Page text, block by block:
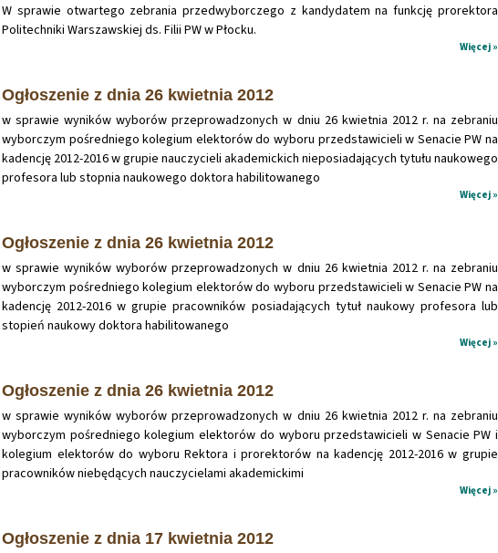
W sprawie otwartego zebrania przedwyborczego z kandydatem na funkcję prorektora
Politechniki Warszawskiej ds. Filii PW w Płocku.
Więcej »
Ogłoszenie z dnia 26 kwietnia 2012
w sprawie wyników wyborów przeprowadzonych w dniu 26 kwietnia 2012 r. na zebraniu
wyborczym pośredniego kolegium elektorów do wyboru przedstawicieli w Senacie PW na
kadencję 2012-2016 w grupie nauczycieli akademickich nieposiadających tytułu naukowego
profesora lub stopnia naukowego doktora habilitowanego
Więcej »
Ogłoszenie z dnia 26 kwietnia 2012
w sprawie wyników wyborów przeprowadzonych w dniu 26 kwietnia 2012 r. na zebraniu
wyborczym pośredniego kolegium elektorów do wyboru przedstawicieli w Senacie PW na
kadencję 2012-2016 w grupie pracowników posiadających tytuł naukowy profesora lub
stopień naukowy doktora habilitowanego
Więcej »
Ogłoszenie z dnia 26 kwietnia 2012
w sprawie wyników wyborów przeprowadzonych w dniu 26 kwietnia 2012 r. na zebraniu
wyborczym pośredniego kolegium elektorów do wyboru przedstawicieli w Senacie PW i
kolegium elektorów do wyboru Rektora i prorektorów na kadencję 2012-2016 w grupie
pracowników niebędących nauczycielami akademickimi
Więcej »
Ogłoszenie z dnia 17 kwietnia 2012